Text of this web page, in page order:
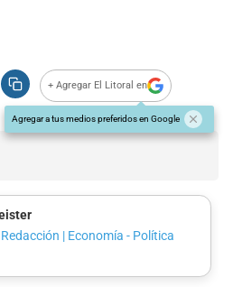
+ Agregar El Litoral en
Agregar a tus medios preferidos en Google
| Economía - Política